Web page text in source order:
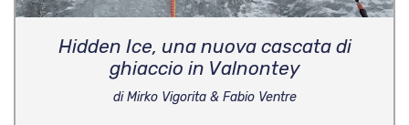
Hidden Ice, una nuova cascata di
ghiaccio in Valnontey
di Mirko Vigorita & Fabio Ventre